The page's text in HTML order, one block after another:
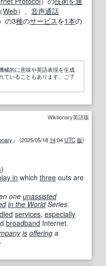
（Web）、 音声通話
の3種のサービスを1本の
械的に意味や英語表現を生成
ていることもあります。ご了
Wiktionary英語版
』 (2025/05/18 14:04 UTC 版)
)
in which three outs are
oneunassisted
in the WorldSeries.
services, especially
broadband Internet.
is offering a